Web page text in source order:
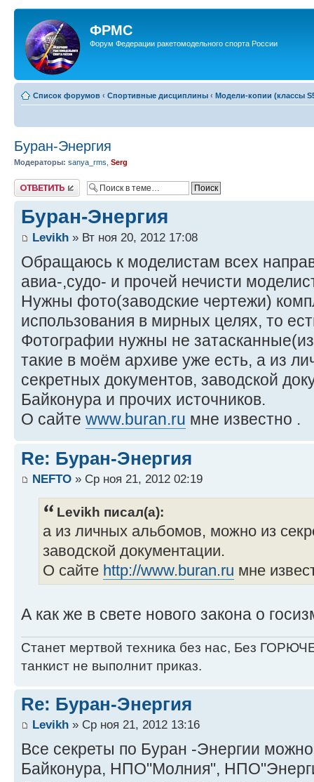
ФРМС
Форум Федерации ракетомодельного спорта России
Список форумов ‹ Спортивные дисциплины ‹ Модели-копии (классы
Буран-Энергия
Модераторы: sanya_rms Serg
Ответить
Буран-Энергия
Levikh » Вт ноя 20, 2012 17:08
Обращаюсь к моделистам всех
авиа-,судо- и прочей нечисти
Нужны фото(заводские чертежи)
использования в мирных целях, то
Фотографии нужны не
такие в моём архиве уже есть, а из
секретных документов, заводской
Байконура и прочих источников.
О сайте www.buran.ru мне известно .
Re: Буран-Энергия
NEFTO » Ср ноя 21, 2012 02:19
Levikh писал(а):
а из личных альбомов, можно из
заводской документации.
О сайте http://www.buran.ru мне
А как же в свете нового закона о
Станет мертвой техника без нас, Без
танкист не выполнит приказ.
Re: Буран-Энергия
Levikh » Ср ноя 21, 2012 13:16
Все секреты по Буран -Энергии
Байконура, НПО"Молния",